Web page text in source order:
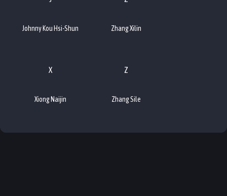
Johnny Kou Hsi-Shun Zhang Xilin
X
Xiong Naijin
Z
Zhang Sile